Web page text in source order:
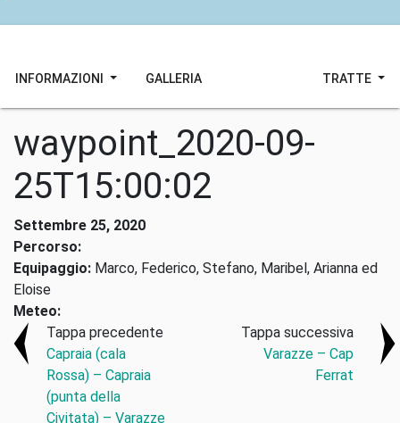
INFORMAZIONI GALLERIA TRATTE
waypoint_2020-09-
25T15:00:02
Settembre 25, 2020
Percorso:
Equipaggio: Marco, Federico, Stefano, Maribel, Arianna ed
Eloise
Meteo:
Tappa precedente
Capraia (cala
Rossa) – Capraia
(punta della
Civitata) – Varazze
Tappa successiva
Varazze – Cap
Ferrat